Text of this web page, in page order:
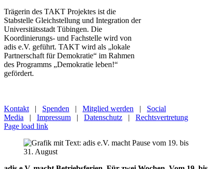
Trägerin des TAKT Projektes ist die
Stabstelle Gleichstellung und Integration der
Universitätsstadt Tübingen. Die
Koordinierungs- und Fachstelle wird von
adis e.V. geführt. TAKT wird als „lokale
Partnerschaft für Demokratie“ im Rahmen
des Programms „Demokratie leben!“
gefördert.
Kontakt | Spenden | Mitglied werden | Social
Media | Impressum | Datenschutz | Rechtsvertretung
Page load link